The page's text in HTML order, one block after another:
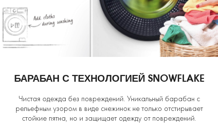
БАРАБАН С ТЕХНОЛОГИЕЙ SNOWFLAKE
Чистая одежда без повреждений. Уникальный барабан с
рельефным узором в виде снежинок не только отстирывает
стойкие пятна, но и защищает одежду от повреждений.